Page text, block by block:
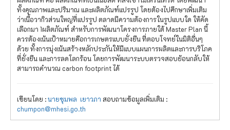
ทั้งคุณภาพและปริมาณ และผลิตภัณฑ์แปรรูป โดยต้องไปศึกษาเพิ่มเติม
ว่าเนื้อวากิวส่วนใหญ่ที่แปรรูป ตลาดมีความต้องการในรูปแบบใด ให้คัด
เลือกมา 1ผลิตภัณฑ์ สำหรับการพัฒนาโครงการภายใต้ Master Plan นี้
ควรต้องเน้นเป้าหมายคือการเกษตรแบบยั่งยืน ที่ตอบโจทย์ในมิติอื่นๆ
ด้วย ทั้งการมุ่งเน้นสร้างหลักประกันให้มีแบบแผนการผลิตและการบริโภค
ที่ยั่งยืน และการลดโลกร้อน โดยการพัฒนาระบบตรวจสอบย้อนกลับให้
สามารถคำนวณ carbon footprint ได้
เขียนโดย :นายชุมพล เยาวภา สอบถามข้อมูลเพิ่มเติม :
chumpon@mhesi.go.th